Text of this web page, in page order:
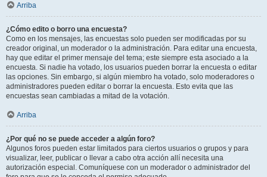
Arriba
¿Cómo edito o borro una encuesta?
Como en los mensajes, las encuestas solo pueden ser modificadas por su
creador original, un moderador o la administración. Para editar una encuesta,
hay que editar el primer mensaje del tema; este siempre esta asociado a la
encuesta. Si nadie ha votado, los usuarios pueden borrar la encuesta o editar
las opciones. Sin embargo, si algún miembro ha votado, solo moderadores o
administradores pueden editar o borrar la encuesta. Esto evita que las
encuestas sean cambiadas a mitad de la votación.
Arriba
¿Por qué no se puede acceder a algún foro?
Algunos foros pueden estar limitados para ciertos usuarios o grupos y para
visualizar, leer, publicar o llevar a cabo otra acción allí necesita una
autorización especial. Comuníquese con un moderador o administrador del